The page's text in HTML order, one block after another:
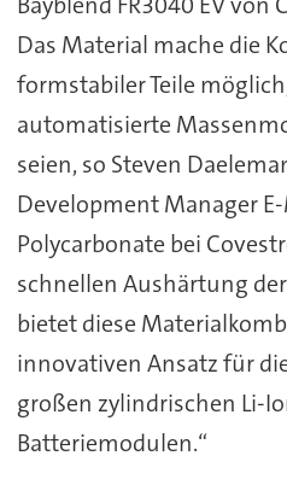
Das Material mache die
formstabiler Teile
automatisierte
seien, so Steven
Development Manager
Polycarbonate bei
schnellen Aushärtung
bietet diese
innovativen Ansatz für
großen zylindrischen Li-
Batteriemodulen.“